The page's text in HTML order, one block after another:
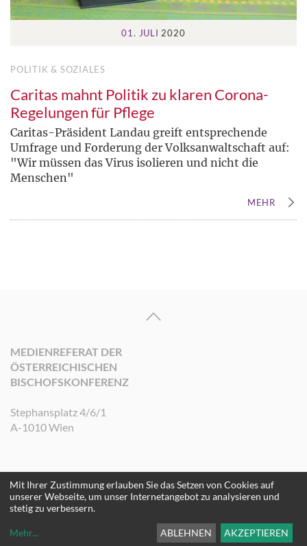
01. JULI 2020
POLITIK & SOZIALES
Caritas mahnt Politik zu klaren Corona-
Regelungen für Pflege
Caritas-Präsident Landau greift entsprechende
Umfrage und Forderung der Volksanwaltschaft auf:
"Wir müssen das Virus isolieren und nicht die
Menschen"
MEHR
MEDIENREFERAT DER
ÖSTERREICHISCHEN
BISCHOFSKONFERENZ
Stephansplatz 4/6/1
A-1010 Wien
©2026 Medienreferat der Österreichischen Bischofskonferenz. Alle Rechte
vorbehalten.
Mit Ihrer Zustimmung erlauben Sie das Setzen von Cookies auf
unserer Webseite, um unser Internetangebot zu analysieren und
stetig zu verbessern.
Mehr... ABLEHNEN AKZEPTIEREN